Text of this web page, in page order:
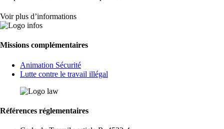
Voir plus d’informations
Missions complémentaires
Animation Sécurité
Lutte contre le travail illégal
Références réglementaires